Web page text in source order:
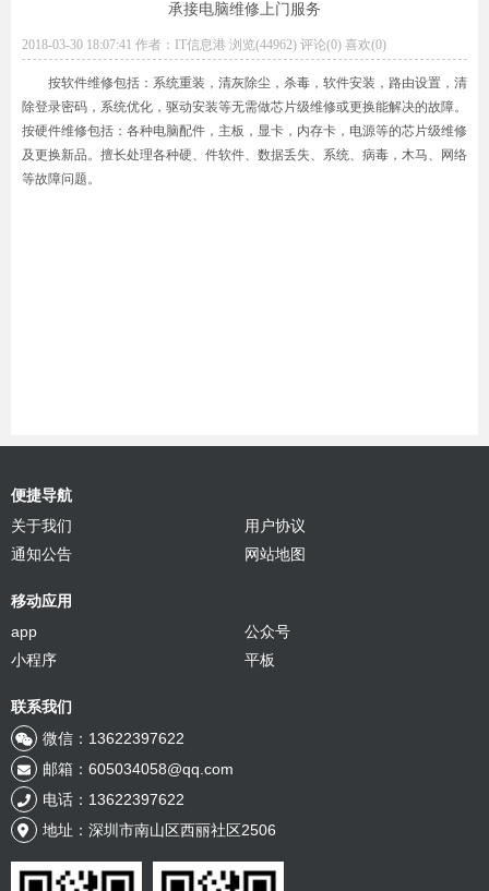
承接电脑维修上门服务
2018-03-30 18:07:41 作者：IT信息港 浏览(44962) 评论(0) 喜欢(0)
按软件维修包括：系统重装，清灰除尘，杀毒，软件安装，路由设置，清
除登录密码，系统优化，驱动安装等无需做芯片级维修或更换能解决的故障。
按硬件维修包括：各种电脑配件，主板，显卡，内存卡，电源等的芯片级维修
及更换新品。擅长处理各种硬、件软件、数据丢失、系统、病毒，木马、网络
等故障问题。
便捷导航
关于我们
用户协议
通知公告
网站地图
移动应用
app
公众号
小程序
平板
联系我们
微信：13622397622
邮箱：605034058@qq.com
电话：13622397622
地址：深圳市南山区西丽社区2506